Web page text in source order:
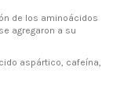
de los aminoácidos
agregaron a su
aspártico, cafeína,